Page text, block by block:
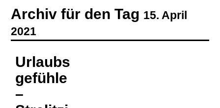
Archiv für den Tag 15. April
2021
Urlaubs
gefühle
–